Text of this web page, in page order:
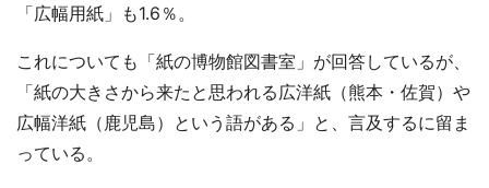
「広幅用紙」も1.6％。
これについても「紙の博物館図書室」が回答しているが、
「紙の大きさから来たと思われる広洋紙（熊本・佐賀）や
広幅洋紙（鹿児島）という語がある」と、言及するに留ま
っている。